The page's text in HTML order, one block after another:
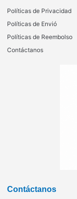
Políticas de Privacidad
Políticas de Envió
Políticas de Reembolso
Contáctanos
Contáctanos